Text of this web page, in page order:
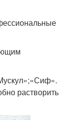
растворить